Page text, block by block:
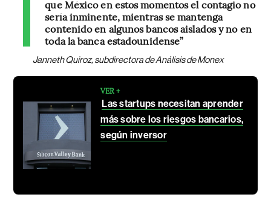
que México en estos momentos el contagio no
sería inminente, mientras se mantenga
contenido en algunos bancos aislados y no en
toda la banca estadounidense”
Janneth Quiroz, subdirectora de Análisis de Monex
VER +
Las startups necesitan aprender
más sobre los riesgos bancarios,
según inversor